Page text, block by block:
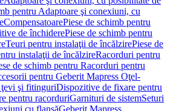
pentru Adaptoare şi conexiuni, cu
CompensatoarePiese de schimb pentru
de închiderePiese de schimb pentru
Teuri pentru instalaţii de încălzirePiese de
instalaţii de încălzireRacorduri pentru
de schimb pentru Racorduri pentru
pentru Geberit Mapress Oţel-
ţevi şi fitinguriDispozitive de fixare pentru
pentru racorduriGarnituri de sistemSeturi
cu flanșăGeberit Mapress